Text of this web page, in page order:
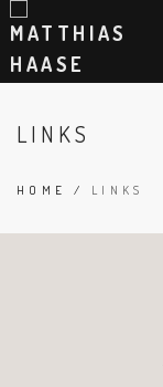
LINKS
HOME / LINKS